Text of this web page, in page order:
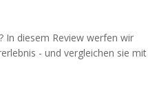
In diesem Review werfen wir
- und vergleichen sie mit